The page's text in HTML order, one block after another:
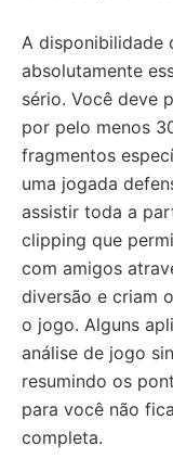
A disponibilidade
absolutamente
sério. Você deve
por pelo menos
fragmentos
uma jogada
assistir toda a
clipping que
com amigos
diversão e criam
o jogo. Alguns
análise de jogo
resumindo os
para você não
completa.